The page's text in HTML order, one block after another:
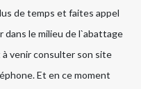
de temps et faites appel
dans le milieu de l`abattage
venir consulter son site
Et en ce moment